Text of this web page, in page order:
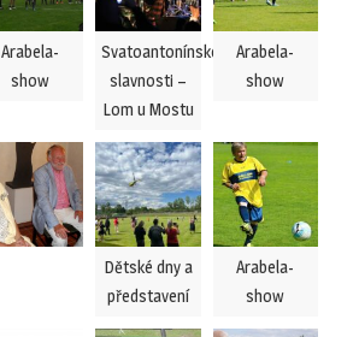
Arabela-
show
Svatoantonínské
slavnosti –
Lom u Mostu
Arabela-
show
Dětské dny a
představení
Arabela-
show